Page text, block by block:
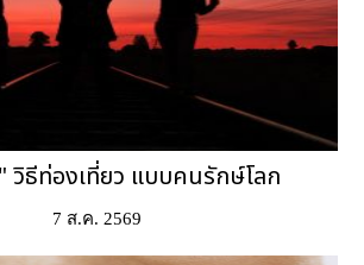
วิธีท่องเที่ยว แบบคนรักษ์โลก
7 ส.ค. 2569